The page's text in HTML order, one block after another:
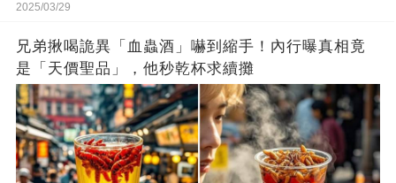
2025/03/29
兄弟揪喝詭異「血蟲酒」嚇到縮手！內行曝真相竟
是「天價聖品」，他秒乾杯求續攤